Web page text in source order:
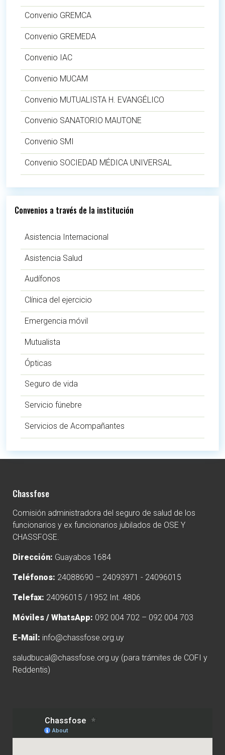
Convenio GREMCA
Convenio GREMEDA
Convenio IAC
Convenio MUCAM
Convenio MUTUALISTA H. EVANGÉLICO
Convenio SANATORIO MAUTONE
Convenio SMI
Convenio SOCIEDAD MÉDICA UNIVERSAL
Convenios a través de la institución
Asistencia Internacional
Asistencia Salud
Audífonos
Clínica del ejercicio
Emergencia móvil
Mutualista
Ópticas
Seguro de vida
Servicio fúnebre
Servicios de Acompañantes
Chassfose
Comisión administradora del seguro de salud de los
funcionarios y ex funcionarios jubilados de OSE Y
CHASSFOSE.
Dirección: Guayabos 1684
Teléfonos: 24088690 – 24093971 - 24096015
Telefax: 24096015 / 1952 Int. 4806
Móviles / WhatsApp: 092 004 702 – 092 004 703
E-Mail: info@chassfose.org.uy
saludbucal@chassfose.org.uy(para trámites de COFI y
Reddentis)